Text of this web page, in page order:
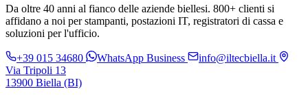
Da oltre 40 anni al fianco delle aziende biellesi. 800+ clienti si
affidano a noi per stampanti, postazioni IT, registratori di cassa e
soluzioni per l'ufficio.
+39 015 34680 WhatsApp Business
info@iltecbiella.it
Via Tripoli 13
13900 Biella (BI)